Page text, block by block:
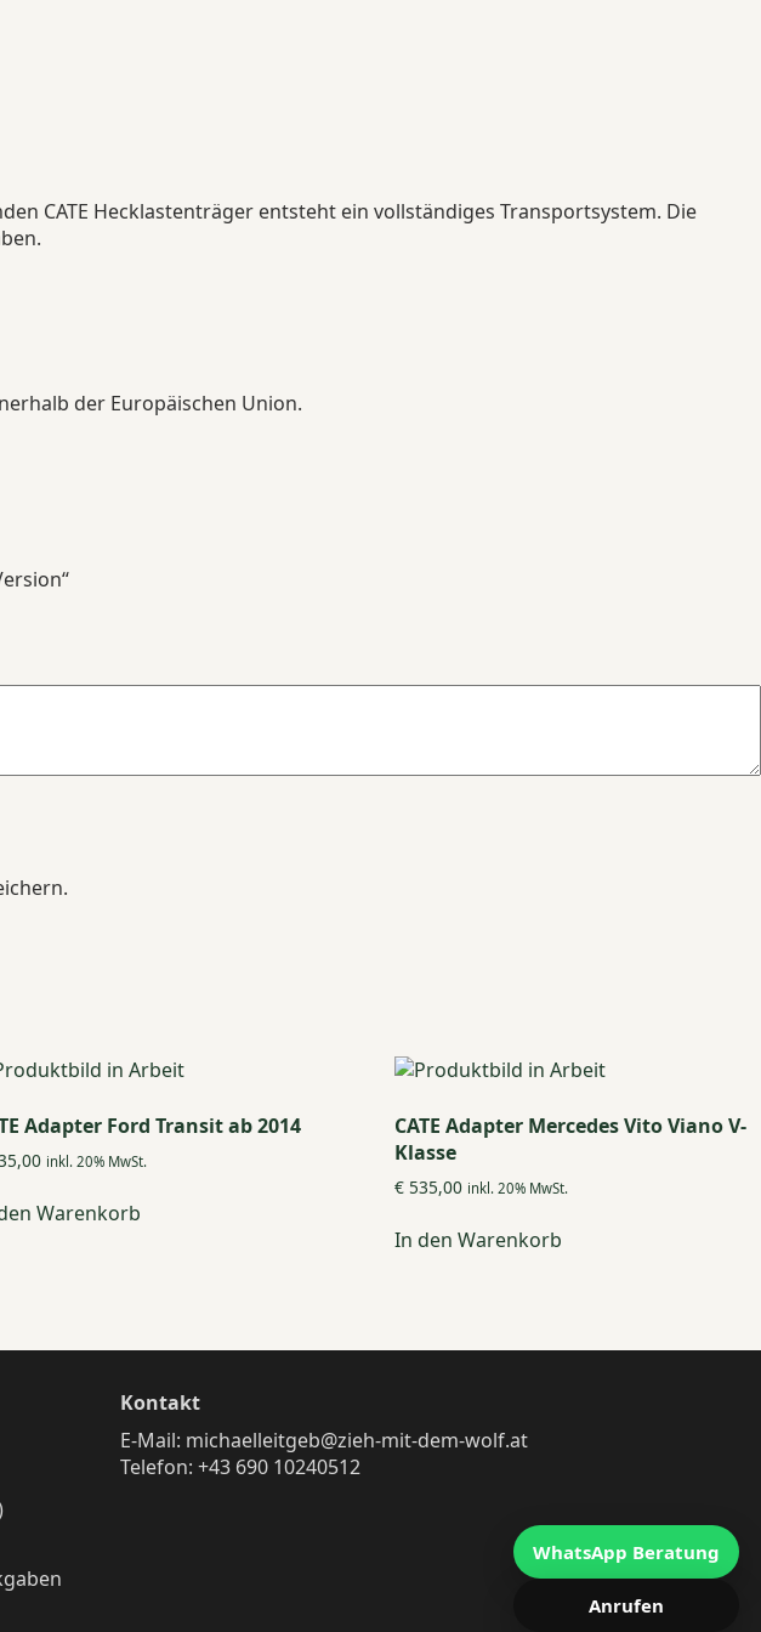
CATE Hecklastenträger entsteht ein vollständiges Transportsystem. Die
der Europäischen Union.
Adapter Ford Transit ab 2014
inkl. 20% MwSt.
Warenkorb
CATE Adapter Mercedes Vito Viano V-
Klasse
€ 535,00 inkl. 20% MwSt.
In den Warenkorb
Kontakt
E-Mail: michaelleitgeb@zieh-mit-dem-wolf.at
Telefon: +43 690 10240512
WhatsApp Beratung
Anrufen